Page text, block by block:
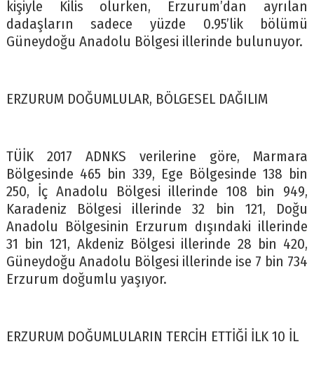
kişiyle Kilis olurken, Erzurum’dan ayrılan
dadaşların sadece yüzde 0.95’lik bölümü
Güneydoğu Anadolu Bölgesi illerinde bulunuyor.
ERZURUM DOĞUMLULAR, BÖLGESEL DAĞILIM
TÜİK 2017 ADNKS verilerine göre, Marmara
Bölgesinde 465 bin 339, Ege Bölgesinde 138 bin
250, İç Anadolu Bölgesi illerinde 108 bin 949,
Karadeniz Bölgesi illerinde 32 bin 121, Doğu
Anadolu Bölgesinin Erzurum dışındaki illerinde
31 bin 121, Akdeniz Bölgesi illerinde 28 bin 420,
Güneydoğu Anadolu Bölgesi illerinde ise 7 bin 734
Erzurum doğumlu yaşıyor.
ERZURUM DOĞUMLULARIN TERCİH ETTİĞİ İLK 10 İL